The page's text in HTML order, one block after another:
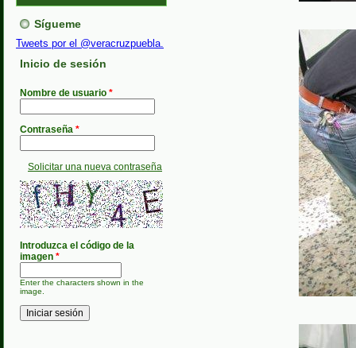
Sígueme
Tweets por el @veracruzpuebla.
Inicio de sesión
Nombre de usuario *
Contraseña *
Solicitar una nueva contraseña
Introduzca el código de la
imagen *
Enter the characters shown in the
image.